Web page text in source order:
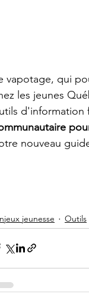
vapotage, qui
les jeunes
d'information
nouveau
jeunesse Outils